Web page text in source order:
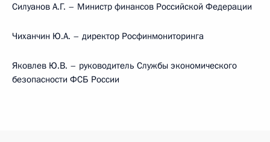
Силуанов А.Г. – Министр финансов Российской Федерации
Чиханчин Ю.А. – директор Росфинмониторинга
Яковлев Ю.В. – руководитель Службы экономического
безопасности ФСБ России